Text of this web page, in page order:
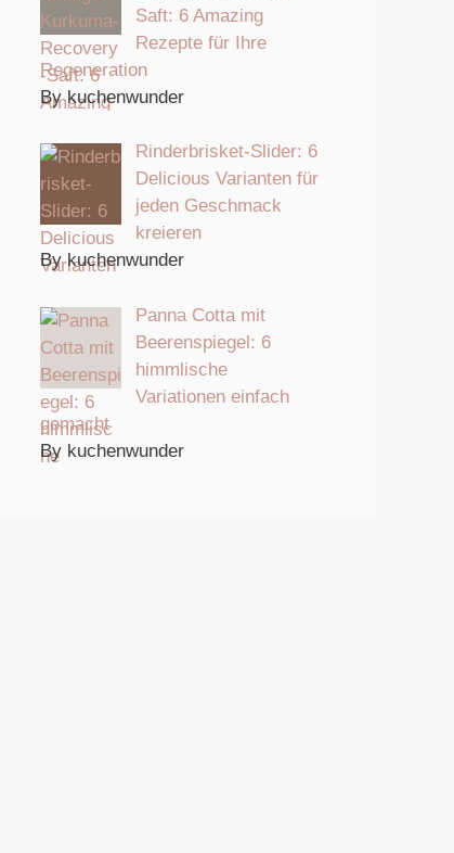
Saft: 6 Amazing
Rezepte für Ihre
Regeneration
By kuchenwunder
Rinderbrisket-Slider: 6
Delicious Varianten für
jeden Geschmack
kreieren
By kuchenwunder
Panna Cotta mit
Beerenspiegel: 6
himmlische
Variationen einfach
gemacht
By kuchenwunder